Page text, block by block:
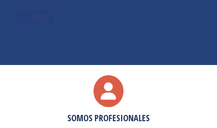
CERRAJEROS EN VALDEMORO
SOMOS PROFESIONALES